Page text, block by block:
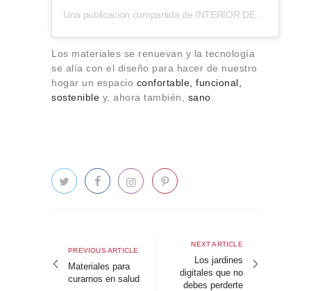
Una publicación compartida de INTERIOR DESIGN ARCHITECTURE (@md.magazin)
Los materiales se renuevan y la tecnología
se alía con el diseño para hacer de nuestro
hogar un espacio confortable, funcional,
sostenible y, ahora también, sano
entradas
Previous
article
PREVIOUS ARTICLE
Materiales para
curarnos en salud
Next
article
NEXT ARTICLE
Los jardines
digitales que no
debes perderte